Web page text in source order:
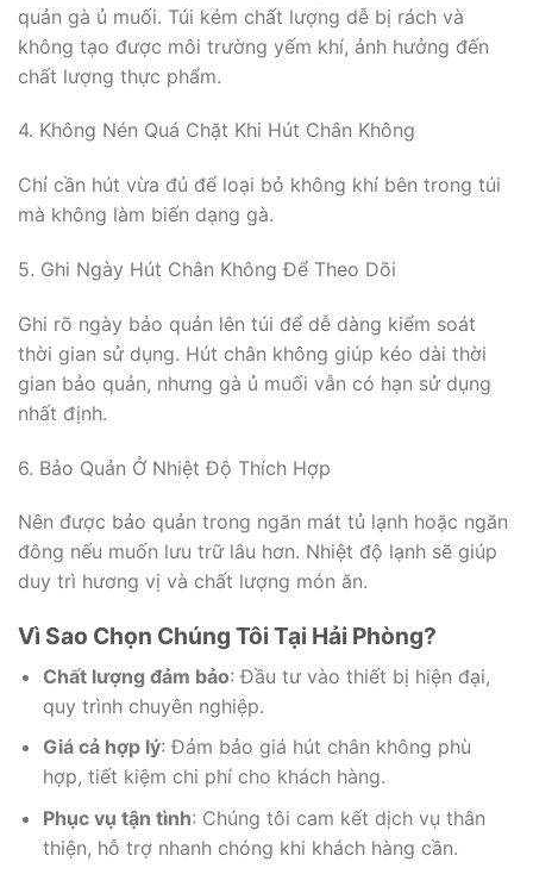
quản gà ủ muối. Túi kém chất lượng dễ bị rách và
không tạo được môi trường yếm khí, ảnh hưởng đến
chất lượng thực phẩm.
4. Không Nén Quá Chặt Khi Hút Chân Không
Chỉ cần hút vừa đủ để loại bỏ không khí bên trong túi
mà không làm biến dạng gà.
5. Ghi Ngày Hút Chân Không Để Theo Dõi
Ghi rõ ngày bảo quản lên túi để dễ dàng kiểm soát
thời gian sử dụng. Hút chân không giúp kéo dài thời
gian bảo quản, nhưng gà ủ muối vẫn có hạn sử dụng
nhất định.
6. Bảo Quản Ở Nhiệt Độ Thích Hợp
Nên được bảo quản trong ngăn mát tủ lạnh hoặc ngăn
đông nếu muốn lưu trữ lâu hơn. Nhiệt độ lạnh sẽ giúp
duy trì hương vị và chất lượng món ăn.
Vì Sao Chọn Chúng Tôi Tại Hải Phòng?
Chất lượng đảm bảo: Đầu tư vào thiết bị hiện đại,
quy trình chuyên nghiệp.
Giá cả hợp lý: Đảm bảo giá hút chân không phù
hợp, tiết kiệm chi phí cho khách hàng.
Phục vụ tận tình: Chúng tôi cam kết dịch vụ thân
thiện, hỗ trợ nhanh chóng khi khách hàng cần.